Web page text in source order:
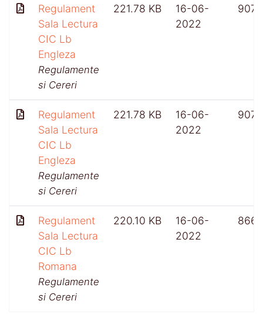
Regulament
Sala Lectura
CIC Lb
Engleza
Regulamente
si Cereri
221.78 KB
16-06-
2022
907
Regulament
Sala Lectura
CIC Lb
Engleza
Regulamente
si Cereri
221.78 KB
16-06-
2022
907
Regulament
Sala Lectura
CIC Lb
Romana
Regulamente
si Cereri
220.10 KB
16-06-
2022
866